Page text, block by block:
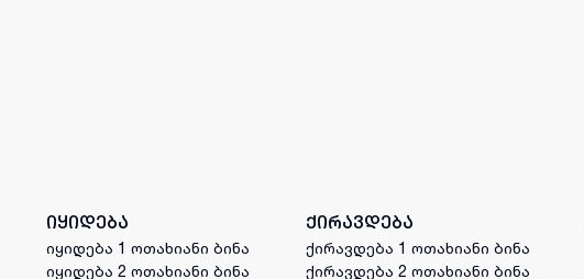
იყიდება
იყიდება 1 ოთახიანი ბინა
იყიდება 2 ოთახიანი ბინა
ქირავდება
ქირავდება 1 ოთახიანი ბინა
ქირავდება 2 ოთახიანი ბინა